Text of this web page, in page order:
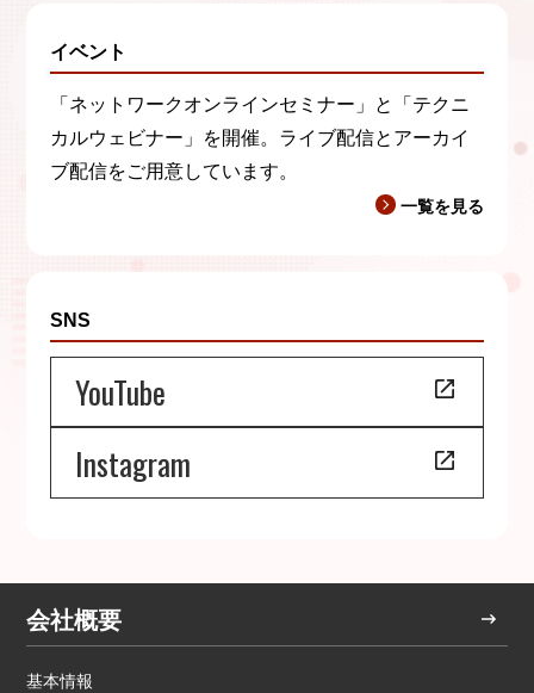
イベント
「ネットワークオンラインセミナー」と「テクニ
カルウェビナー」を開催。ライブ配信とアーカイ
ブ配信をご用意しています。
一覧を見る
SNS
YouTube
Instagram
会社概要
基本情報